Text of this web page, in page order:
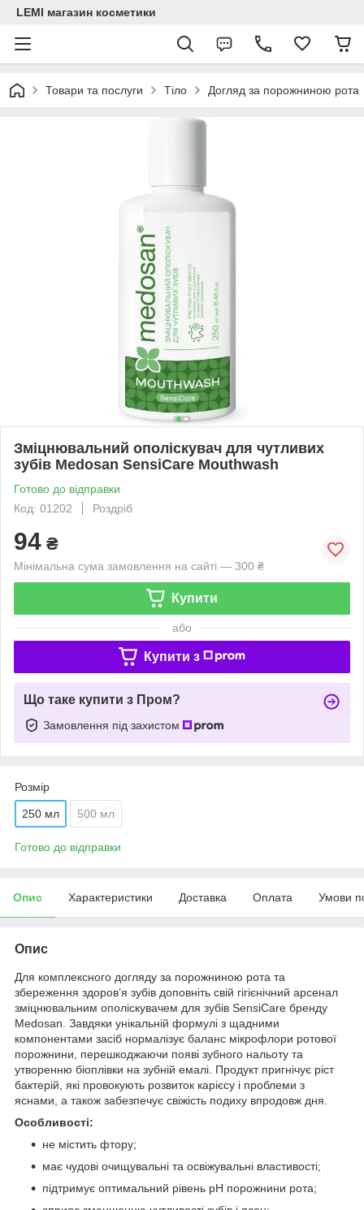
LEMI магазин косметики
Товари та послуги Тіло Догляд за порожниною рота
Зміцнювальний ополіскувач для чутливих
зубів Medosan SensiCare Mouthwash
Готово до відправки
Код: 01202
Роздріб
94 ₴
Мінімальна сума замовлення на сайті — 300 ₴
Купити
або
Купити з
Що таке купити з Пром?
Замовлення під захистом
Розмір
250 мл 500 мл
Готово до відправки
Опис Характеристики Доставка Оплата Умови
Опис
Для комплексного догляду за порожниною рота та
збереження здоров’я зубів доповніть свій гігієнічний арсенал
зміцнювальним ополіскувачем для зубів SensiCare бренду
Medosan. Завдяки унікальній формулі з щадними
компонентами засіб нормалізує баланс мікрофлори ротової
порожнини, перешкоджаючи появі зубного нальоту та
утворенню біоплівки на зубній емалі. Продукт пригнічує ріст
бактерій, які провокують розвиток карієсу і проблеми з
яснами, а також забезпечує свіжість подиху впродовж дня.
Особливості:
не містить фтору;
має чудові очищувальні та освіжувальні властивості;
підтримує оптимальний рівень pH порожнини рота;